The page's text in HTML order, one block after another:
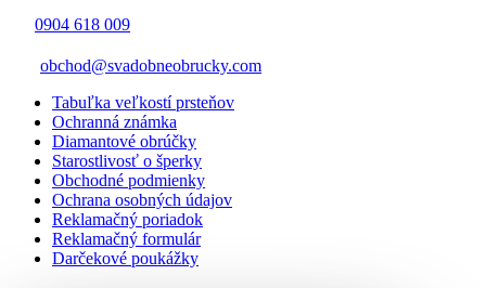
0904 618 009
obchod@svadobneobrucky.com
Tabuľka veľkostí prsteňov
Ochranná známka
Diamantové obrúčky
Starostlivosť o šperky
Obchodné podmienky
Ochrana osobných údajov
Reklamačný poriadok
Reklamačný formulár
Darčekové poukážky